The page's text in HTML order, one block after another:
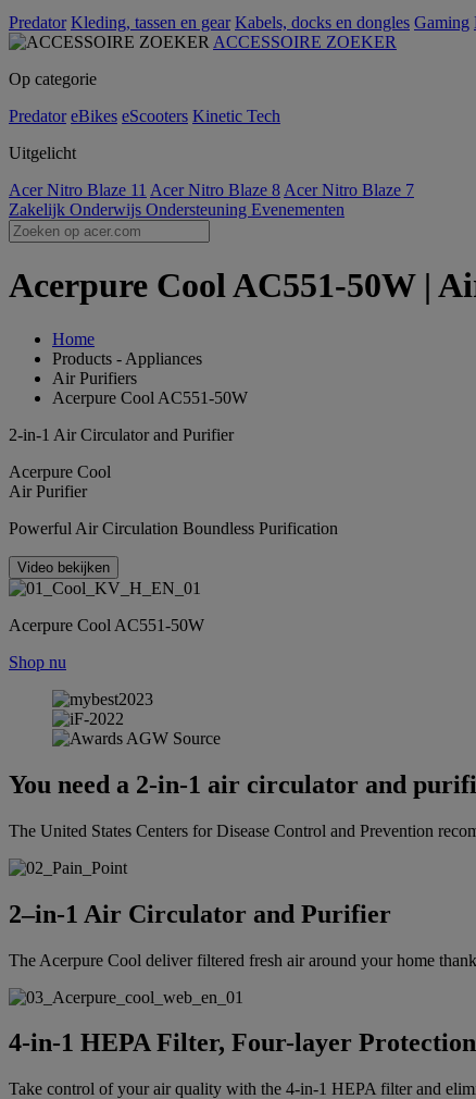
Predator Kleding, tassen en gear Kabels, docks en dongles Gaming
ACCESSOIRE ZOEKER
Op categorie
Predator eBikes eScooters Kinetic Tech
Uitgelicht
Acer Nitro Blaze 11 Acer Nitro Blaze 8 Acer Nitro Blaze 7
Zakelijk Onderwijs Ondersteuning Evenementen
Acerpure Cool AC551-50W |
Home
Products - Appliances
Air Purifiers
Acerpure Cool AC551-50W
2-in-1 Air Circulator and Purifier
Acerpure Cool
Air Purifier
Powerful Air Circulation Boundless Purification
Video bekijken
Acerpure Cool AC551-50W
Shop nu
You need a 2-in-1 air circulator and
The United States Centers for Disease Control and Prevention
2–in-1 Air Circulator and Purifier
The Acerpure Cool deliver filtered fresh air around your home
4-in-1 HEPA Filter, Four-layer Protection
Take control of your air quality with the 4-in-1 HEPA filter and